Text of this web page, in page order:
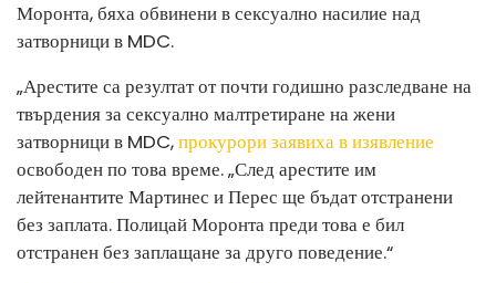
Моронта, бяха обвинени в сексуално насилие над
затворници в MDC.
„Арестите са резултат от почти годишно разследване на
твърдения за сексуално малтретиране на жени
затворници в MDC,прокурори заявиха в изявление
освободен по това време. „След арестите им
лейтенантите Мартинес и Перес ще бъдат отстранени
без заплата. Полицай Моронта преди това е бил
отстранен без заплащане за друго поведение.“